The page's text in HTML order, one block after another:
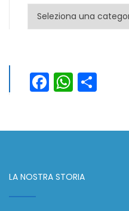
Categorie
Facebook
LA NOSTRA STORIA